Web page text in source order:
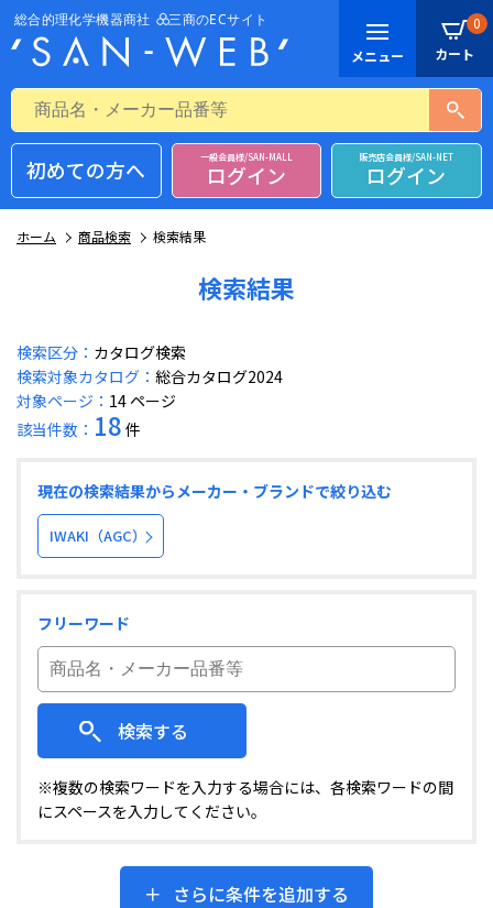
0
初めての方へ 一般会員様/SAN-MALL
ログイン
販売店会員様/SAN-NET
ログイン
ホーム 商品検索 検索結果
検索結果
検索区分： カタログ検索
検索対象カタログ： 総合カタログ2024
対象ページ： 14 ページ
該当件数： 18 件
現在の検索結果からメーカー・ブランドで絞り込む
IWAKI（AGC）
フリーワード
検索する
※複数の検索ワードを入力する場合には、各検索ワードの間
にスペースを入力してください。
さらに条件を追加する